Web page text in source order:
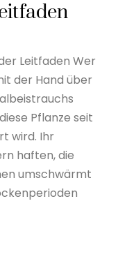
Leitfaden Wer
der Hand über
Pflanze seit
wird. Ihr
haften, die
umschwärmt